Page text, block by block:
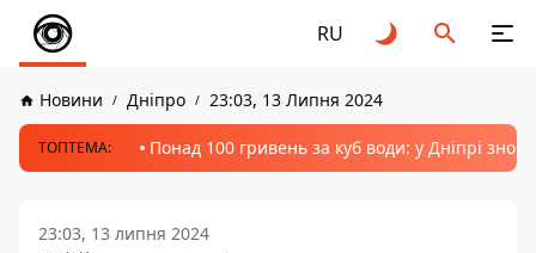
RU
Новини Дніпро 23:03, 13 Липня 2024
ТОПТЕМА: Понад 100 гривень за куб води: у Дніпрі
23:03, 13 липня 2024